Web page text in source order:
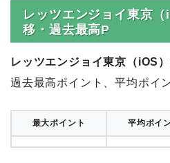
レッツエンジョイ東京
移・過去最高P
レッツエンジョイ東京（iOS）
過去最高ポイント、平均ポイ
最大ポイント 平均ポイ